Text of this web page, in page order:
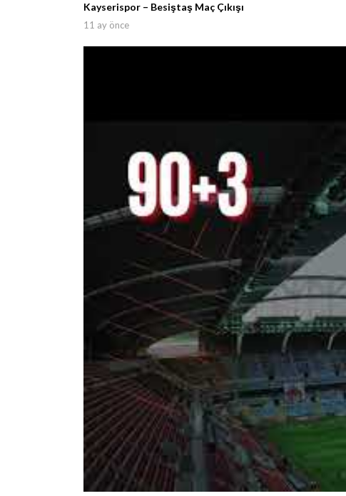
Kayserispor – Besiştaş Maç Çıkışı
11 ay önce